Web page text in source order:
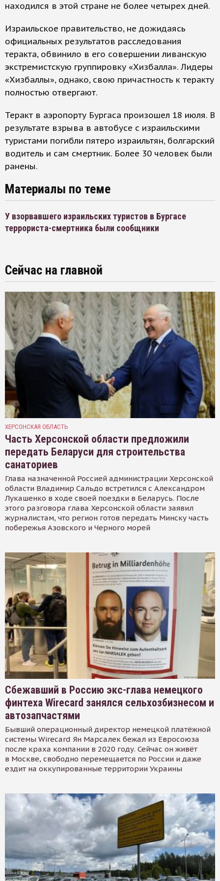
находился в этой стране не более четырех дней.
Израильское правительство, не дожидаясь
официальных результатов расследования
теракта, обвинило в его совершении ливанскую
экстремистскую группировку «Хизбалла». Лидеры
«Хизбаллы», однако, свою причастность к теракту
полностью отвергают.
Теракт в аэропорту Бургаса произошел 18 июля. В
результате взрыва в автобусе с израильскими
туристами погибли пятеро израильтян, болгарский
водитель и сам смертник. Более 30 человек были
ранены.
Материалы по теме
У взорвавшего израильских туристов в Бургасе
террориста-смертника были сообщники
Сейчас на главной
ХЕРСОНСКАЯ ОБЛАСТЬ
Часть Херсонской области предложили
передать Беларуси для строительства
санаториев
Глава назначенной Россией администрации Херсонской
области Владимир Сальдо встретился с Александром
Лукашенко в ходе своей поездки в Беларусь. После
этого разговора глава Херсонской области заявил
журналистам, что регион готов передать Минску часть
побережья Азовского и Черного морей
Сбежавший в Россию экс-глава немецкого
финтеха Wirecard занялся сельхозбизнесом и
автозапчастями
Бывший операционный директор немецкой платёжной
системы Wirecard Ян Марсалек бежал из Евросоюза
после краха компании в 2020 году. Сейчас он живёт
в Москве, свободно перемещается по России и даже
ездит на оккупированные территории Украины